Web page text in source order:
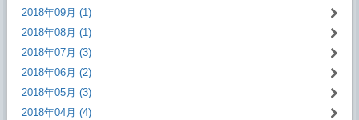
2018年09月 (1)
2018年08月 (1)
2018年07月 (3)
2018年06月 (2)
2018年05月 (3)
2018年04月 (4)